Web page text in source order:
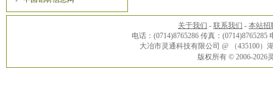
关于我们 - 联系我们 - 本站招
电话：(0714)8765286 传真：(0714)8765285
大冶市灵通科技有限公司 @ （435100
版权所有 © 2006-2026